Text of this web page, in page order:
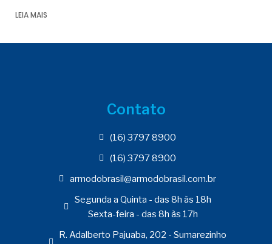
LEIA MAIS
Contato
(16) 3797 8900
(16) 3797 8900
armodobrasil@armodobrasil.com.br
Segunda a Quinta - das 8h às 18h
Sexta-feira - das 8h às 17h
R. Adalberto Pajuaba, 202 - Sumarezinho